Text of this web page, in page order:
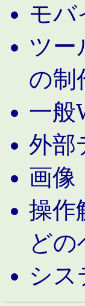
モバ
ツー
の制
一般
外部
画像
操作
どの
シス